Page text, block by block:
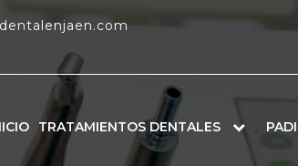
TRATAMIENTOS DENTALES PADI